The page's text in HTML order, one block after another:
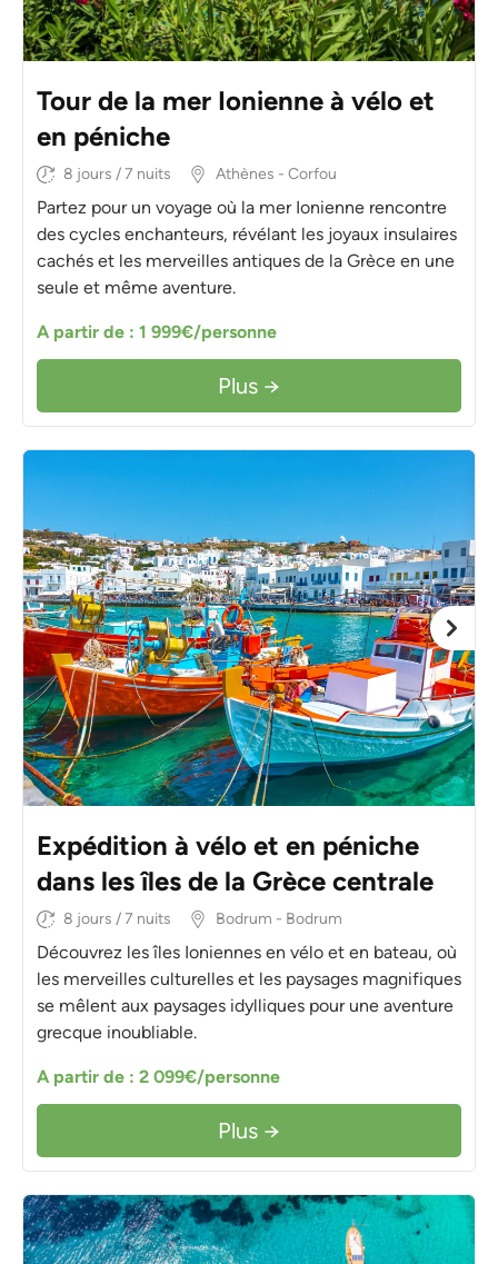
Tour de la mer Ionienne à vélo et
en péniche
8 jours / 7 nuits Athènes - Corfou
Partez pour un voyage où la mer Ionienne rencontre
des cycles enchanteurs, révélant les joyaux insulaires
cachés et les merveilles antiques de la Grèce en une
seule et même aventure.
A partir de : 1 999€/personne
Plus →
Expédition à vélo et en péniche
dans les îles de la Grèce centrale
8 jours / 7 nuits Bodrum - Bodrum
Découvrez les îles Ioniennes en vélo et en bateau, où
les merveilles culturelles et les paysages magnifiques
se mêlent aux paysages idylliques pour une aventure
grecque inoubliable.
A partir de : 2 099€/personne
Plus →